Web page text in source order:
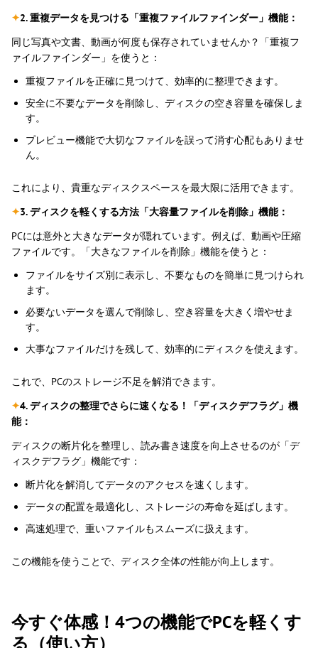
✦2. 重複データを見つける「重複ファイルファインダー」機能：
同じ写真や文書、動画が何度も保存されていませんか？「重複フ
ァイルファインダー」を使うと：
重複ファイルを正確に見つけて、効率的に整理できます。
安全に不要なデータを削除し、ディスクの空き容量を確保しま
す。
プレビュー機能で大切なファイルを誤って消す心配もありませ
ん。
これにより、貴重なディスクスペースを最大限に活用できます。
✦3. ディスクを軽くする方法「大容量ファイルを削除」機能：
PCには意外と大きなデータが隠れています。例えば、動画や圧縮
ファイルです。「大きなファイルを削除」機能を使うと：
ファイルをサイズ別に表示し、不要なものを簡単に見つけられ
ます。
必要ないデータを選んで削除し、空き容量を大きく増やせま
す。
大事なファイルだけを残して、効率的にディスクを使えます。
これで、PCのストレージ不足を解消できます。
✦4. ディスクの整理でさらに速くなる！「ディスクデフラグ」機
能：
ディスクの断片化を整理し、読み書き速度を向上させるのが「デ
ィスクデフラグ」機能です：
断片化を解消してデータのアクセスを速くします。
データの配置を最適化し、ストレージの寿命を延ばします。
高速処理で、重いファイルもスムーズに扱えます。
この機能を使うことで、ディスク全体の性能が向上します。
今すぐ体感！4つの機能でPCを軽くす
る（使い方）